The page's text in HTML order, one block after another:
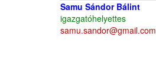
Samu Sándor Bálint
igazgatóhelyettes
samu.sandor@gmail.com